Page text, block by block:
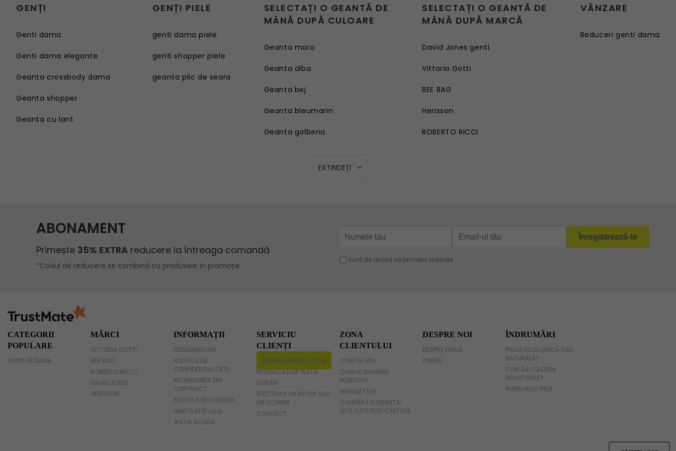
GENȚI
Genti dama
Genti dama elegante
Geanta crossbody dama
Geanta shopper
Geanta cu lant
Geanta cu lant
Geanta tip sac
Geanta umar dama casual
Geanta voiaj
Geanta cu franjuri
Geanta umar
Geanta mare
GENȚI PIELE
genti dama piele
genti shopper piele
geanta plic de seara
SELECTAȚI O GEANTĂ DE
MÂNĂ DUPĂ CULOARE
Geanta maro
Geanta alba
Geanta bej
Geanta bleumarin
Geanta galbena
SELECTAȚI O GEANTĂ DE
MÂNĂ DUPĂ MARCĂ
David Jones genti
Vittoria Gotti
BEE BAG
Herisson
ROBERTO RICCI
VÂNZARE
Reduceri genti dama
EXTINDEȚI
CATEGORII
POPULARE
GENȚI DE DAMĂ
MĂRCI
VITTORIA GOTTI
BEE BAG
ROBERTO RICCI
DAVID JONES
HERISSON
INFORMAȚII
REGLEMENTĂRI
POLITICA DE
CONFIDENȚIALITATE
RETRAGEREA DIN
CONTRACT
POLITICA DE COOKIES
HARTA SITE-ULUI
#STAI ACASĂ
SERVICIU
CLIENȚI
FORMULAR DE RETUR
MODALITĂȚI DE PLATĂ
LIVRĂRI
EFECTUAȚI UN RETUR SAU
UN SCHIMB
CONTACT
ZONA
CLIENTULUI
CONTUL MEU
CLUBUL DOAMNEI
POȘETUȚĂ
NEWSLETTER
CUMPĂRĂ O GEANTĂ!
IATĂ CÂTE POȚI CÂȘTIGA
DESPRE NOI
DESPRE FIRMĂ
PARERI
ÎNDRUMĂRI
PIELEA ECOLOGICĂ SAU
NATURALĂ?
CUM SĂ FOLOSIM
REDUCERILE?
ÎNGRIJIREA PIELII